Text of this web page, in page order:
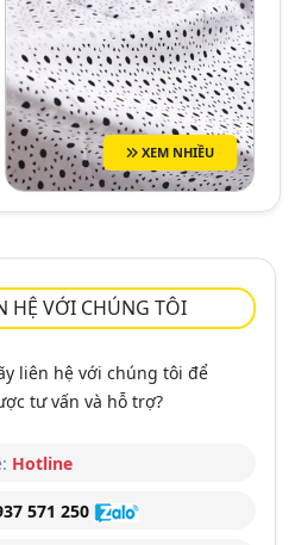
XEM NHIỀU
HỆ VỚI CHÚNG TÔI
liên hệ với chúng tôi để
tư vấn và hỗ trợ?
Hotline
571 250